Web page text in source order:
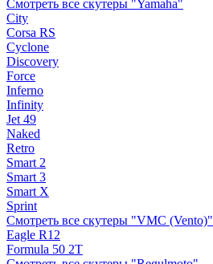
Смотреть все скутеры "Yamaha"
City
Corsa RS
Cyclone
Discovery
Force
Inferno
Infinity
Jet 49
Naked
Retro
Smart 2
Smart 3
Smart X
Sprint
Смотреть все скутеры "VMC (Vento)"
Eagle R12
Formula 50 2Т